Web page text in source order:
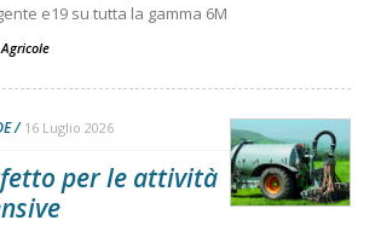
e19 su tutta la gamma 6M
16 Luglio 2026
per le attività